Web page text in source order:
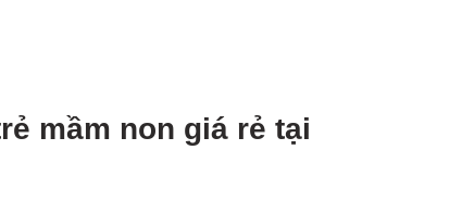
mầm non giá rẻ tại